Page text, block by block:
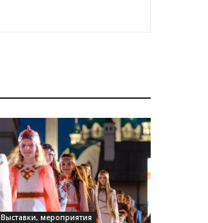
Выставки, мероприятия